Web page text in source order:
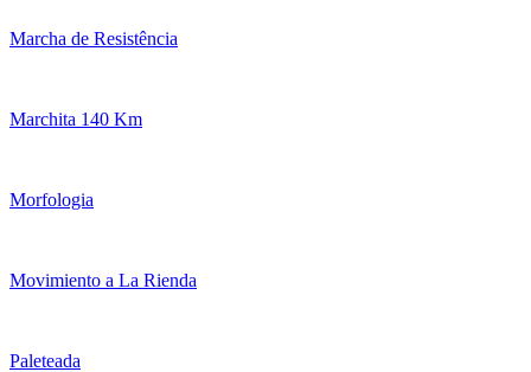
Marcha de Resistência
Marchita 140 Km
Morfologia
Movimiento a La Rienda
Paleteada